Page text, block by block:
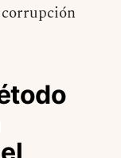
corrupción